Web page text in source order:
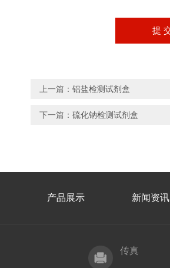
上一篇： 铝盐检测试剂盒
下一篇： 硫化钠检测试剂盒
产品展示 新闻资讯
传真